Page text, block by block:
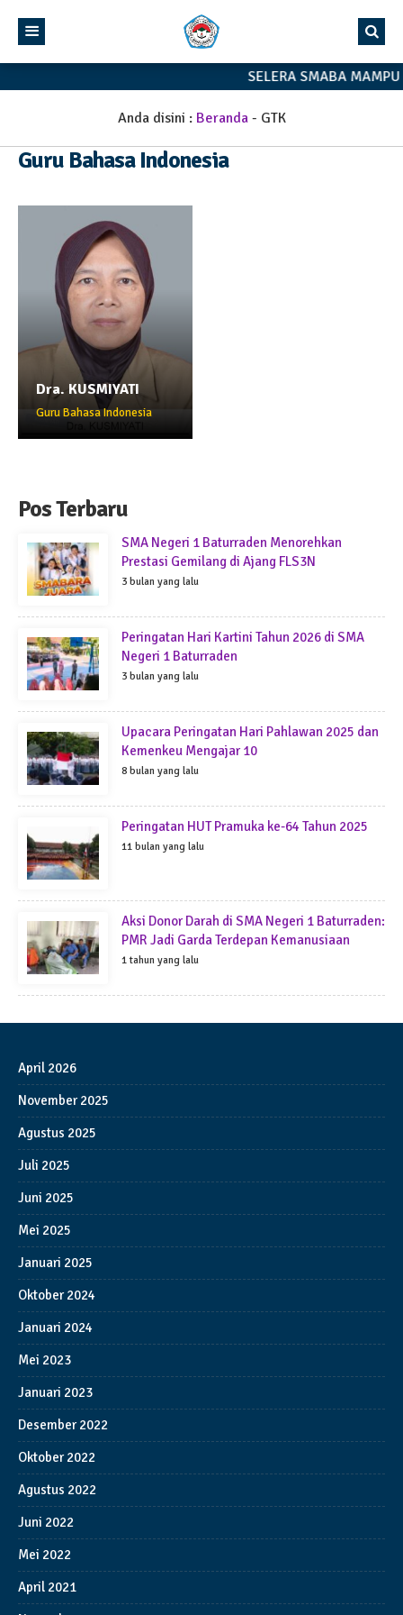
SELERA SMABA
Anda disini : Beranda- GTK
Guru Bahasa Indonesia
Dra. KUSMIYATI
Guru Bahasa Indonesia
Pos Terbaru
SMA Negeri 1 Baturraden Menorehkan
Prestasi Gemilang di Ajang FLS3N
3 bulan yang lalu
Peringatan Hari Kartini Tahun 2026 di SMA
Negeri 1 Baturraden
3 bulan yang lalu
Upacara Peringatan Hari Pahlawan 2025 dan
Kemenkeu Mengajar 10
8 bulan yang lalu
Peringatan HUT Pramuka ke-64 Tahun 2025
11 bulan yang lalu
Aksi Donor Darah di SMA Negeri 1 Baturraden:
PMR Jadi Garda Terdepan Kemanusiaan
1 tahun yang lalu
April 2026
November 2025
Agustus 2025
Juli 2025
Juni 2025
Mei 2025
Januari 2025
Oktober 2024
Januari 2024
Mei 2023
Januari 2023
Desember 2022
Oktober 2022
Agustus 2022
Juni 2022
Mei 2022
April 2021